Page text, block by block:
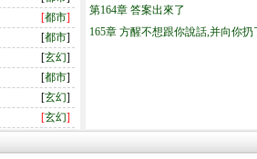
[都市]
[都市]
[玄幻]
[都市]
[玄幻]
[玄幻]
第164章 答案出來了
165章 方醒不想跟你說話,并向你